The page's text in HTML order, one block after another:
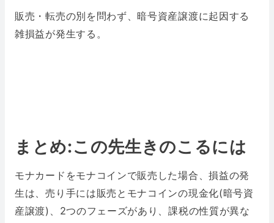
販売・転売の別を問わず、暗号資産譲渡に起因する
雑損益が発生する。
まとめ:この先生きのこるには
モナカードをモナコインで販売した場合、損益の発
生は、売り手には販売とモナコインの現金化(暗号資
産譲渡)、2つのフェーズがあり、課税の性質が異な